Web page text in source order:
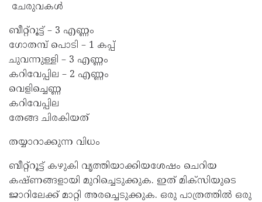
ചേരുവകൾ
ബീറ്റ്റൂട്ട് – 3 എണ്ണം
ഗോതമ്പ് പൊടി – 1 കപ്പ്
ചുവന്നുള്ളി – 3 എണ്ണം
കറിവേപ്പില – 2 എണ്ണം
വെളിച്ചെണ്ണ
കറിവേപ്പില
തേങ്ങ ചിരകിയത്
തയ്യാറാക്കുന്ന വിധം
ബീറ്റ്റൂട്ട് കഴുകി വൃത്തിയാക്കിയശേഷം ചെറിയ
കഷ്ണങ്ങളായി മുറിച്ചെടുക്കുക. ഇത് മിക്സിയുടെ
ജാറിലേക്ക് മാറ്റി അരച്ചെടുക്കുക. ഒരു പാത്രത്തിൽ ഒരു